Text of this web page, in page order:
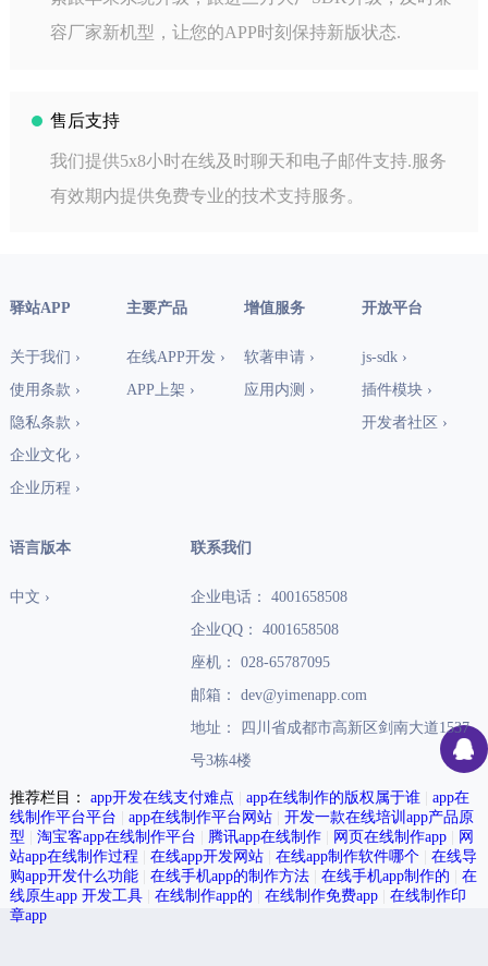
容厂家新机型，让您的APP时刻保持新版状态.
售后支持
我们提供5x8小时在线及时聊天和电子邮件支持.服务
有效期内提供免费专业的技术支持服务。
驿站APP
关于我们 ›
使用条款 ›
隐私条款 ›
企业文化 ›
企业历程 ›
主要产品
在线APP开发 ›
APP上架 ›
增值服务
软著申请 ›
应用内测 ›
开放平台
js-sdk ›
插件模块 ›
开发者社区 ›
语言版本
中文 ›
联系我们
企业电话： 4001658508
企业QQ： 4001658508
座机： 028-65787095
邮箱： dev@yimenapp.com
地址： 四川省成都市高新区剑南大道1537
号3栋4楼
推荐栏目： app开发在线支付难点 app在线制作的版权属于谁| app在
线制作平台平台
app在线制作平台网站| 开发一款在线培训app产品原
型
淘宝客app在线制作平台 腾讯app在线制作| 网页在线制作app|
网
站app在线制作过程
在线app开发网站| 在线app制作软件哪个| 在线导
购app开发什么功能| 在线手机app的制作方法| 在线手机app制作的
在
线原生app 开发工具| 在线制作app的 在线制作免费app| 在线制作印
章app